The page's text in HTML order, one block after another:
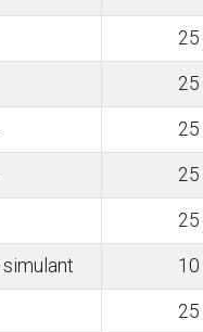
25
25
25
25
25
simulant 10
25